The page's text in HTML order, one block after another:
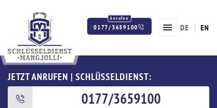
0177/3659100 DE EN
JETZT ANRUFEN | SCHLÜSSELDIENST:
0177/3659100